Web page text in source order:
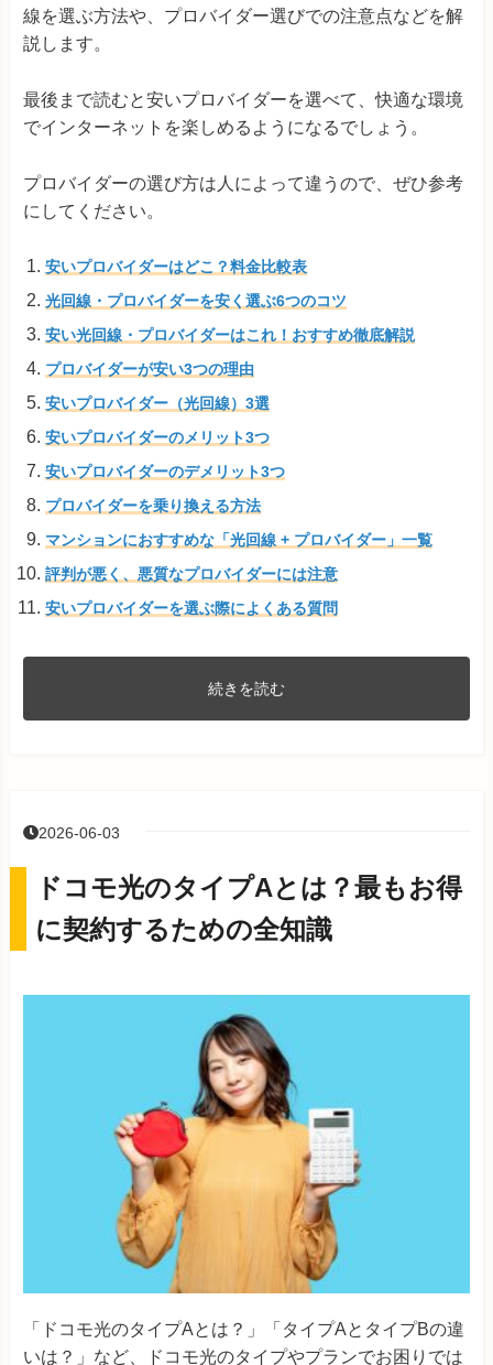
線を選ぶ方法や、プロバイダー選びでの注意点などを解
説します。
最後まで読むと安いプロバイダーを選べて、快適な環境
でインターネットを楽しめるようになるでしょう。
プロバイダーの選び方は人によって違うので、ぜひ参考
にしてください。
安いプロバイダーはどこ？料金比較表
光回線・プロバイダーを安く選ぶ6つのコツ
安い光回線・プロバイダーはこれ！おすすめ徹底解説
プロバイダーが安い3つの理由
安いプロバイダー（光回線）3選
安いプロバイダーのメリット3つ
安いプロバイダーのデメリット3つ
プロバイダーを乗り換える方法
マンションにおすすめな「光回線 + プロバイダー」一覧
評判が悪く、悪質なプロバイダーには注意
安いプロバイダーを選ぶ際によくある質問
続きを読む
2026-06-03
ドコモ光のタイプAとは？最もお得
に契約するための全知識
「ドコモ光のタイプAとは？」「タイプAとタイプBの違
いは？」など、ドコモ光のタイプやプランでお困りでは